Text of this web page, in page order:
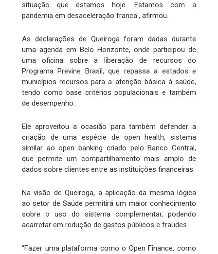
situação que estamos hoje. Estamos com a
pandemia em desaceleração franca', afirmou.
As declarações de Queiroga foram dadas durante
uma agenda em Belo Horizonte, onde participou de
uma oficina sobre a liberação de recursos do
Programa Previne Brasil, que repassa a estados e
municípios recursos para a atenção básica à saúde,
tendo como base critérios populacionais e também
de desempenho.
Ele aproveitou a ocasião para também defender a
criação de uma espécie de open health, sistema
similar ao open banking criado pelo Banco Central,
que permite um compartilhamento mais amplo de
dados sobre clientes entre as instituições financeiras.
Na visão de Queiroga, a aplicação da mesma lógica
ao setor de Saúde permitirá um maior conhecimento
sobre o uso do sistema complementar, podendo
acarretar em redução de gastos públicos e fraudes.
“Fazer uma plataforma como o Open Finance, como